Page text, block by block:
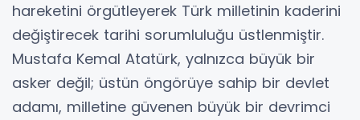
hareketini örgütleyerek Türk milletinin kaderini
değiştirecek tarihi sorumluluğu üstlenmiştir.
Mustafa Kemal Atatürk, yalnızca büyük bir
asker değil; üstün öngörüye sahip bir devlet
adamı, milletine güvenen büyük bir devrimci